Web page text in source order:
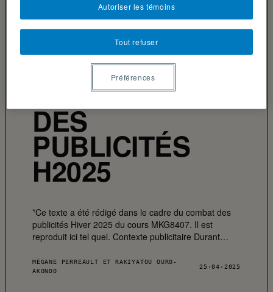
LE GRAND
PASSAGE DE
LA FAMILLE DU
LAIT – COMBAT
DES
PUBLICITÉS
H2025
*Ce texte a été rédigé dans le cadre du combat des
publicités Hiver 2025 du cours MKG8407. Il est
reproduit ici tel quel. Contexte publicitaire Durant…
MÉGANE PERREAULT ET RAKIYATOU OURO-
AKONDO
25·04·2025
Tout refuser
Autoriser les témoins
Préférences